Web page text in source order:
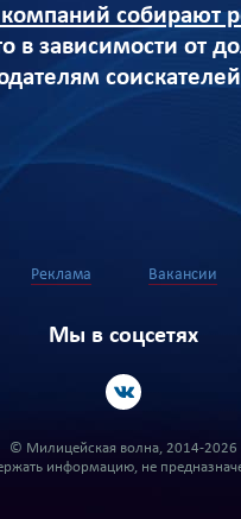
компаний собирают
зависимости от
Реклама Вакансии
Мы в соцсетях
© Милицейская волна, 2014-2026
информацию, не